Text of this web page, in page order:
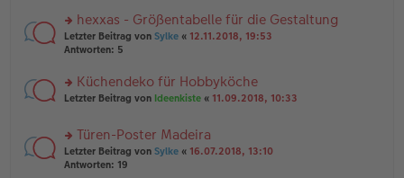
tr
a
g
e
n
er
tr
a
n
g
el
e
n
ei
tr
a
rs
te
n
g
es
e
n
er
hexxas - Größentabelle für die Gestaltung
Letzter Beitrag von Sylke « 12.11.2018, 19:53
Antworten: 5
rs
u
n
g
Küchendeko für Hobbyköche
Letzter Beitrag von Ideenkiste « 11.09.2018, 10:33
rs
te
Türen-Poster Madeira
Letzter Beitrag von Sylke « 16.07.2018, 13:10
Antworten: 19